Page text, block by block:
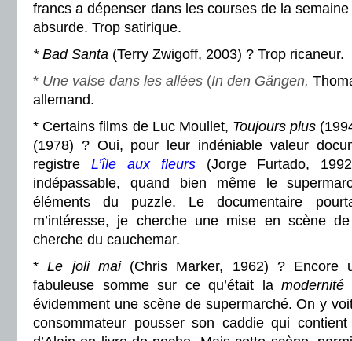
francs a dépenser dans les courses de la
absurde. Trop satirique.
* Bad Santa (Terry Zwigoff, 2003) ? Trop ricaneur.
* Une valse dans les allées (In den Gängen,
allemand.
* Certains films de Luc Moullet, Toujours plus
(1978) ? Oui, pour leur indéniable valeur
registre L’île aux fleurs(Jorge Furtado,
indépassable, quand bien même le
éléments du puzzle. Le documentaire
m’intéresse, je cherche une mise en scène
cherche du cauchemar.
*Le joli mai(Chris Marker, 1962) ? Encore
fabuleuse somme sur ce qu’était lamodernité
évidemment une scène de supermarché. On y
consommateur pousser son caddie qui